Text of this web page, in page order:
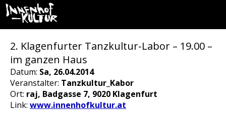
2. Klagenfurter Tanzkultur-Labor – 19.00 –
im ganzen Haus
Datum: Sa, 26.04.2014
Veranstalter: Tanzkultur_Kabor
Ort: raj, Badgasse 7, 9020 Klagenfurt
Link: www.innenhofkultur.at